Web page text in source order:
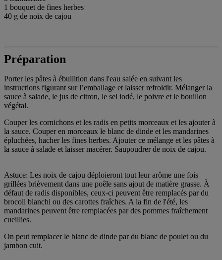
1 bouquet de fines herbes
40 g de noix de cajou
Préparation
Porter les pâtes à ébullition dans l'eau salée en suivant les
instructions figurant sur l’emballage et laisser refroidir. Mélanger la
sauce à salade, le jus de citron, le sel iodé, le poivre et le bouillon
végétal.
Couper les cornichons et les radis en petits morceaux et les ajouter à
la sauce. Couper en morceaux le blanc de dinde et les mandarines
épluchées, hacher les fines herbes. Ajouter ce mélange et les pâtes à
la sauce à salade et laisser macérer. Saupoudrer de noix de cajou.
Astuce: Les noix de cajou déploieront tout leur arôme une fois
grillées brièvement dans une poêle sans ajout de matière grasse. À
défaut de radis disponibles, ceux-ci peuvent être remplacés par du
brocoli blanchi ou des carottes fraîches. A la fin de l'été, les
mandarines peuvent être remplacées par des pommes fraîchement
cueillies.
On peut remplacer le blanc de dinde par du blanc de poulet ou du
jambon cuit.